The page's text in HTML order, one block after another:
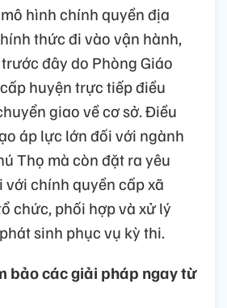
hình chính quyền địa
thức đi vào vận hành,
đây do Phòng Giáo
huyện trực tiếp điều
giao về cơ sở. Điều
áp lực lớn đối với ngành
Thọ mà còn đặt ra yêu
với chính quyền cấp xã
chức, phối hợp và xử lý
sinh phục vụ kỳ thi.
bảo các giải pháp ngay từ